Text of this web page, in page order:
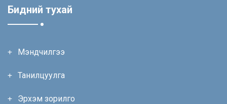
Бидний тухай
Мэндчилгээ
Танилцуулга
Эрхэм зорилго